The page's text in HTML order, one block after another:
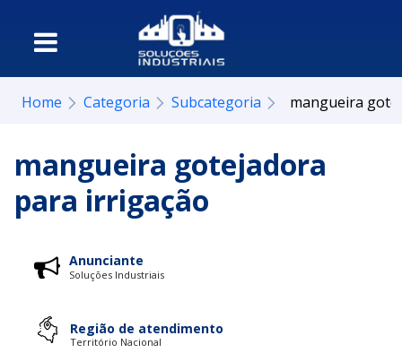
Home Categoria Subcategoria mangueira
mangueira gotejadora
para irrigação
Anunciante
Soluções Industriais
Região de atendimento
Território Nacional